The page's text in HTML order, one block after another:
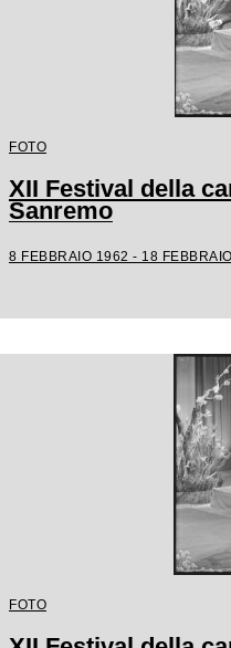
FOTO
XII Festival della
Sanremo
8 FEBBRAIO 1962 - 18
FOTO